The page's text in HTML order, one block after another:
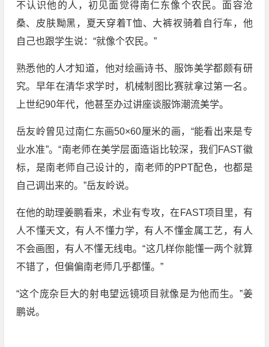
不认识他的人，初见面觉得南仁东像个农民。面容沧
桑、皮肤黝黑，夏天穿着T恤、大裤衩骑着自行车，他
自己也跟学生说：“就像个农民。”
熟悉他的人才知道，他对绘画诗书、服饰美学都颇有研
究。早年在清华求学时，机械制图比赛就拿过第一名。
上世纪90年代，他甚至办过讲座谈服饰潮流美学。
岳友岭曾见过南仁东画50×60厘米的画，“能看出来是专
业水准”。“南老师在美学层面造诣比较深，我们FAST徽
标，是南老师自己设计的，南老师的PPT配色，也都是
自己调出来的。”岳友岭说。
在他的助理姜鹏看来，术业有专攻，在FAST项目里，有
人不懂天文，有人不懂力学，有人不懂金属工艺，有人
不会画图，有人不懂无线电。“这几样你能懂一两个就算
不错了，但偏偏南老师几乎都懂。”
“这个庞杂巨大的射电望远镜项目就像是为他而生。”姜
鹏说。